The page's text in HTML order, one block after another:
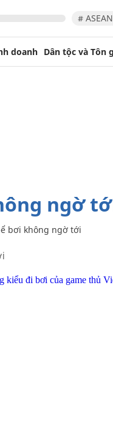
#
doanh Dân tộc và Tôn
ngờ
bơi không ngờ tới